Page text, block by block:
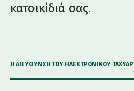
κατοικίδιά σας.
Η ΔΙΕΎΘΥΝΣΗ ΤΟΥ ΗΛΕΚΤΡΟΝΙΚΟΎ